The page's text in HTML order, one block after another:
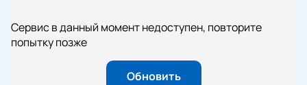
Сервис в данный момент недоступен, повторите
попытку позже
Обновить